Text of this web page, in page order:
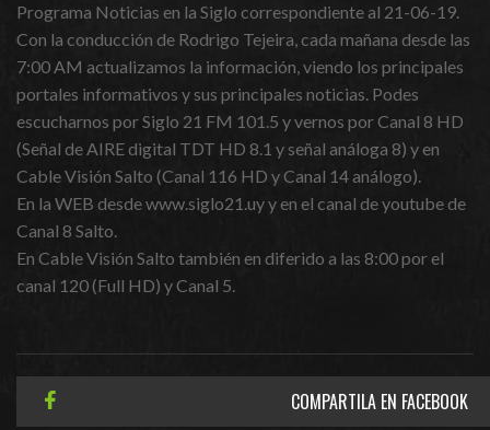
Programa Noticias en la Siglo correspondiente al 21-06-19.
Con la conducción de Rodrigo Tejeira, cada mañana desde las
7:00 AM actualizamos la información, viendo los principales
portales informativos y sus principales noticias. Podes
escucharnos por Siglo 21 FM 101.5 y vernos por Canal 8 HD
(Señal de AIRE digital TDT HD 8.1 y señal análoga 8) y en
Cable Visión Salto (Canal 116 HD y Canal 14 análogo).
En la WEB desde www.siglo21.uy y en el canal de youtube de
Canal 8 Salto.
En Cable Visión Salto también en diferido a las 8:00 por el
canal 120 (Full HD) y Canal 5.
COMPARTILA EN FACEBOOK